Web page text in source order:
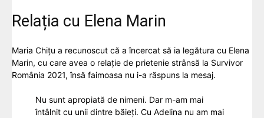
Relația cu Elena Marin
Maria Chițu a recunoscut că a încercat să ia legătura cu Elena
Marin, cu care avea o relație de prietenie strânsă la Survivor
România 2021, însă faimoasa nu i-a răspuns la mesaj.
Nu sunt apropiată de nimeni. Dar m-am mai
întâlnit cu unii dintre băieți. Cu Adelina nu am mai